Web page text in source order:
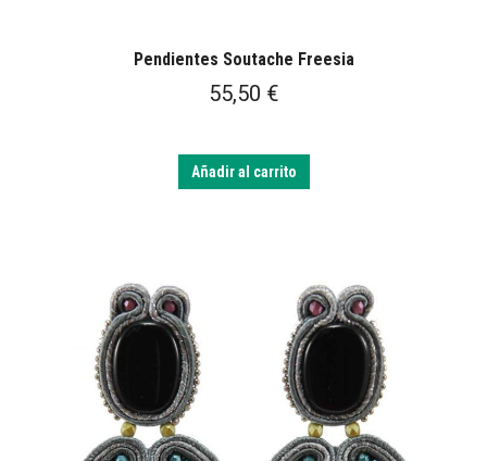
Pendientes Soutache Freesia
55,50 €
Añadir al carrito